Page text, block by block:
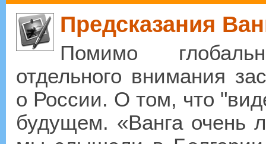
Предсказания
Помимо
отдельного внимания
о России. О том, что
будущем. «Ванга очень